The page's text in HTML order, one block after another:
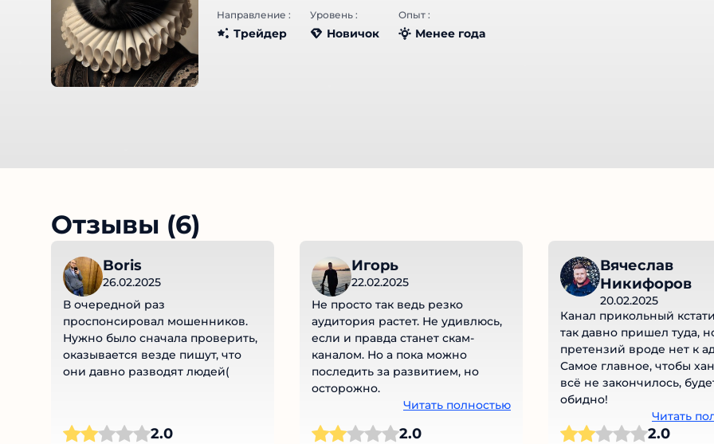
Направление :
Трейдер
Уровень :
Новичок
Опыт :
Менее года
Отзывы (6)
Boris
26.02.2025
В очередной раз
проспонсировал мошенников.
Нужно было сначала проверить,
оказывается везде пишут, что
они давно разводят людей(
2.0
Игорь
22.02.2025
Не просто так ведь резко
аудитория растет. Не удивлюсь,
если и правда станет скам-
каналом. Но а пока можно
последить за развитием, но
осторожно.
Читать полностью
2.0
Вячеслав
Никифоров
20.02.2025
Канал прикольный
так давно пришел туда,
претензий вроде нет к
Самое главное, чтобы
всё не закончилось,
обидно!
Читать
2.0